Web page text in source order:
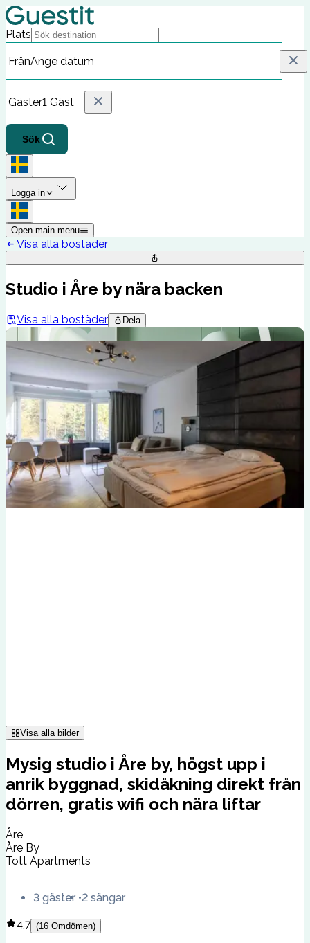
Plats
FrånAnge datum
Gäster1 Gäst
Sök
Logga in
Open main menu
Visa alla bostäder
Studio i Åre by nära backen
Visa alla bostäder Dela
Visa alla bilder
Mysig studio i Åre by, högst upp i
anrik byggnad, skidåkning direkt från
dörren, gratis wifi och nära liftar
Åre
Åre By
Tott Apartments
3 gäster 2 sängar
4.7 (16 Omdömen)